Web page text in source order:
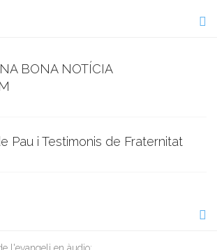
BONA NOTÍCIA
Pau i Testimonis de Fraternitat